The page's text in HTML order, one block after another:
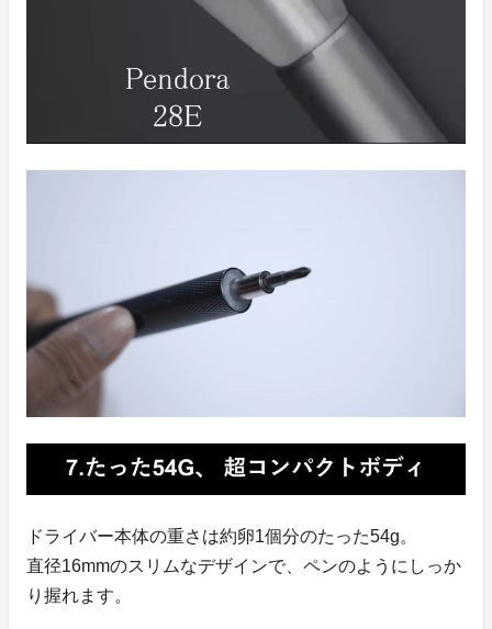
ドライバー本体の重さは約卵1個分のたった54g。
直径16mmのスリムなデザインで、ペンのようにしっか
り握れます。